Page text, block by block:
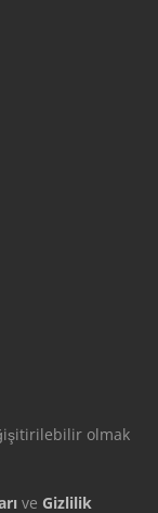
olmak
ve Gizlilik